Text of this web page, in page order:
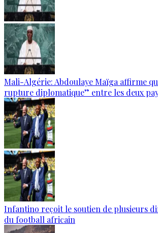
Mali-Algérie: Abdoulaye Maïga affirme
rupture diplomatique” entre les deux
Infantino reçoit le soutien de plusieurs
du football africain